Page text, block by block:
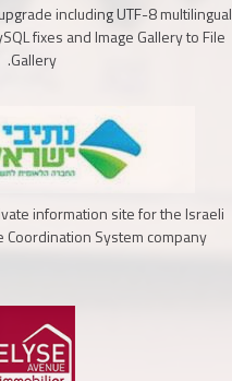
including UTF-8 multilingual
fixes and Image Gallery to File
Gallery.
information site for the Israeli
System company.